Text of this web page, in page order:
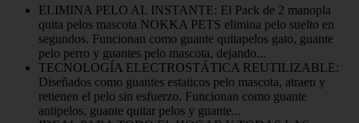
ELIMINA PELO AL INSTANTE: El Pack de 2 manopla
quita pelos mascota NOKKA PETS elimina pelo suelto en
segundos. Funcionan como guante quitapelos gato, guante
pelo perro y guantes pelo mascota, dejando...
TECNOLOGÍA ELECTROSTÁTICA REUTILIZABLE:
Diseñados como guantes estaticos pelo mascota, atraen y
retienen el pelo sin esfuerzo. Funcionan como guante
antipelos, guante quitar pelos y guante...